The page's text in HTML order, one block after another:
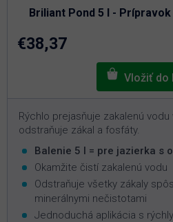
Briliant Pond 5 l -
je
4,6
€38,37
Rýchlo prejasňuje zakalenú vodu
odstraňuje zákal a fosfáty.
Balenie 5 l = pre jazierka s
Okamžite čistí zakalenú vodu
Odstraňuje všetky zákaly
minerálnymi nečistotami
Jednoduchá aplikácia s